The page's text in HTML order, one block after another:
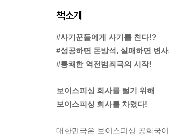
책소개
#사기꾼들에게 사기를 친다!?
#성공하면 돈방석, 실패하면 변사
#통쾌한 역전범죄극의 시작!
보이스피싱 회사를 털기 위해
보이스피싱 회사를 차렸다!
대한민국은 보이스피싱 공화국